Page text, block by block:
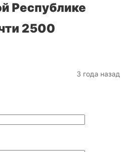
Республике
2500
3 года назад